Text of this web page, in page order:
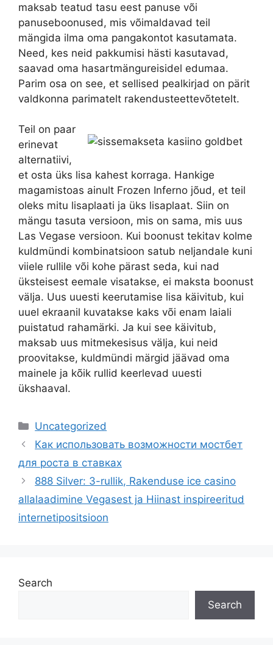
maksab teatud tasu eest panuse või
panuseboonused, mis võimaldavad teil
mängida ilma oma pangakontot kasutamata.
Need, kes neid pakkumisi hästi kasutavad,
saavad oma hasartmängureisidel edumaa.
Parim osa on see, et sellised pealkirjad on pärit
valdkonna parimatelt rakendusteettevõtetelt.
Teil on paar
erinevat
alternatiivi,
et osta üks lisa kahest korraga. Hankige
magamistoas ainult Frozen Inferno jõud, et teil
oleks mitu lisaplaati ja üks lisaplaat. Siin on
mängu tasuta versioon, mis on sama, mis uus
Las Vegase versioon. Kui boonust tekitav kolme
kuldmündi kombinatsioon satub neljandale kuni
viiele rullile või kohe pärast seda, kui nad
üksteisest eemale visatakse, ei maksta boonust
välja. Uus uuesti keerutamise lisa käivitub, kui
uuel ekraanil kuvatakse kaks või enam laiali
puistatud rahamärki. Ja kui see käivitub,
maksab uus mitmekesisus välja, kui neid
proovitakse, kuldmündi märgid jäävad oma
mainele ja kõik rullid keerlevad uuesti
ükshaaval.
Uncategorized
Как использовать возможности мостбет
для роста в ставках
888 Silver: 3-rullik, Rakenduse ice casino
allalaadimine Vegasest ja Hiinast inspireeritud
internetipositsioon
Search
Search